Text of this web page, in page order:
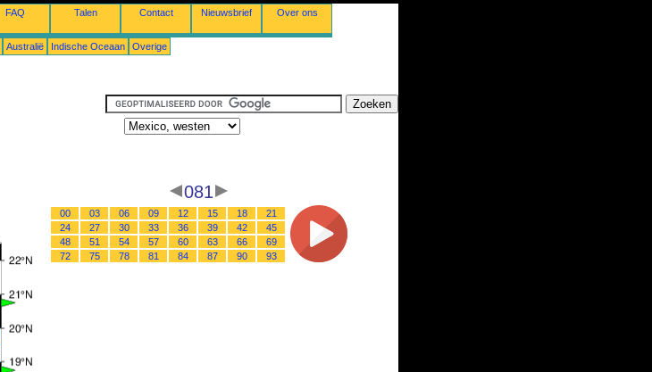
FAQ Talen Contact Nieuwsbrief Over ons
Australië Indische Oceaan Overige
081
00 03 06 09 12 15 18
21
24
27 30 33 36 39 42
45
48
51 54 57 60 63 66
69
72
75 78 81 84 87 90 93